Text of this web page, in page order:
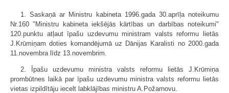
1. Saskaņā ar Ministru kabineta 1996.gada 30.aprīļa noteikumu
Nr.160 "Ministru kabineta iekšējās kārtības un darbības noteikumi"
120.punktu atļaut īpašu uzdevumu ministram valsts reformu lietās
J.Krūmiņam doties komandējumā uz Dānijas Karalisti no 2000.gada
11.novembra līdz 13.novembrim.
2. Īpašu uzdevumu ministra valsts reformu lietās J.Krūmiņa
prombūtnes laikā par īpašu uzdevumu ministra valsts reformu lietās
vietas izpildītāju iecelt labklājības ministru A.Požarnovu.